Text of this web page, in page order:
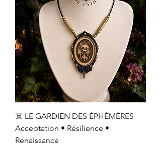
☠️ LE GARDIEN DES ÉPHÉMÈRES
Acceptation • Résilience •
Renaissance